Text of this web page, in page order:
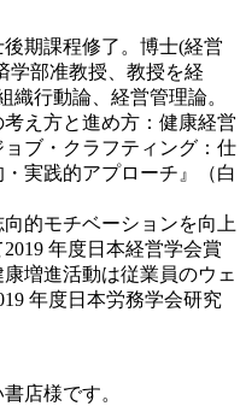
期課程修了。博士(経営
学部准教授、教授を経
織行動論、経営管理論。
え方と進め方：健康経営
ブ・クラフティング：仕
実践的アプローチ』（白
的モチベーションを向上
年度日本経営学会賞
増進活動は従業員のウェ
年度日本労務学会研究
店様です。